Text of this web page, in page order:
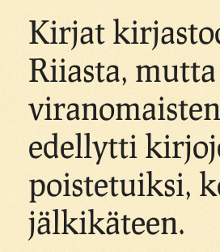
Kirjat
Riiasta,
edellytti
poistetuiksi,
jälkikäteen.